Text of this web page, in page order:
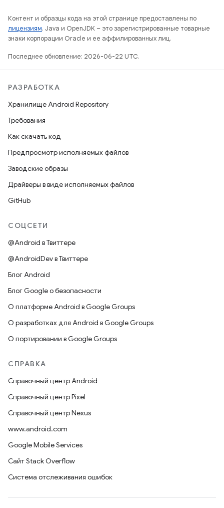
Контент и образцы кода на этой странице предоставлены по
лицензиям. Java и OpenJDK – это зарегистрированные товарные
знаки корпорации Oracle и ее аффилированных лиц.
Последнее обновление: 2026-06-22 UTC.
РАЗРАБОТКА
Хранилище Android Repository
Требования
Как скачать код
Предпросмотр исполняемых файлов
Заводские образы
Драйверы в виде исполняемых файлов
GitHub
СОЦСЕТИ
@Android в Твиттере
@AndroidDev в Твиттере
Блог Android
Блог Google о безопасности
О платформе Android в Google Groups
О разработках для Android в Google Groups
О портировании в Google Groups
СПРАВКА
Справочный центр Android
Справочный центр Pixel
Справочный центр Nexus
www.android.com
Google Mobile Services
Сайт Stack Overflow
Система отслеживания ошибок